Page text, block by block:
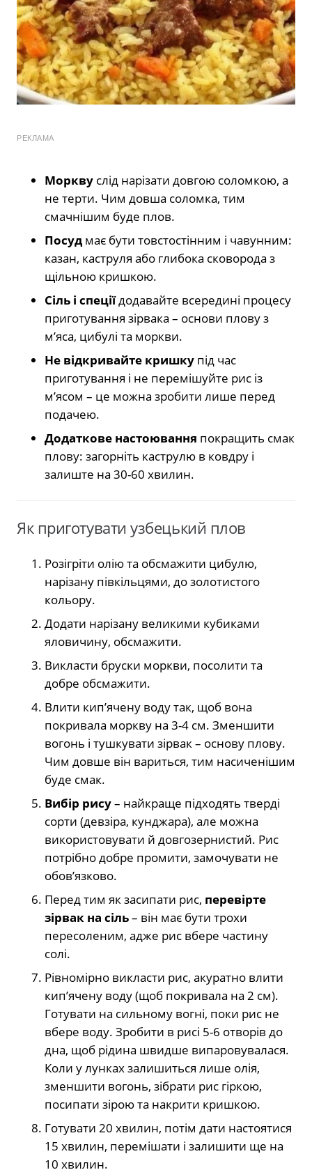
РЕКЛАМА
Моркву слід нарізати довгою соломкою, а
не терти. Чим довша соломка, тим
смачнішим буде плов.
Посуд має бути товстостінним і чавунним:
казан, каструля або глибока сковорода з
щільною кришкою.
Сіль і спеціїдодавайте всередині процесу
приготування зірвака – основи плову з
м’яса, цибулі та моркви.
Не відкривайте кришку під час
приготування і не перемішуйте рис із
м’ясом – це можна зробити лише перед
подачею.
Додаткове настоювання покращить смак
плову: загорніть каструлю в ковдру і
залиште на 30-60 хвилин.
Як приготувати узбецький плов
Розігріти олію та обсмажити цибулю,
нарізану півкільцями, до золотистого
кольору.
Додати нарізану великими кубиками
яловичину, обсмажити.
Викласти бруски моркви, посолити та
добре обсмажити.
Влити кип’ячену воду так, щоб вона
покривала моркву на 3-4 см. Зменшити
вогонь і тушкувати зірвак – основу плову.
Чим довше він вариться, тим насиченішим
буде смак.
Вибір рису– найкраще підходять тверді
сорти (девзіра, кунджара), але можна
використовувати й довгозернистий. Рис
потрібно добре промити, замочувати не
обов’язково.
Перед тим як засипати рис, перевірте
зірвак на сіль– він має бути трохи
пересоленим, адже рис вбере частину
солі.
Рівномірно викласти рис, акуратно влити
кип’ячену воду (щоб покривала на 2 см).
Готувати на сильному вогні, поки рис не
вбере воду. Зробити в рисі 5-6 отворів до
дна, щоб рідина швидше випаровувалася.
Коли у лунках залишиться лише олія,
зменшити вогонь, зібрати рис гіркою,
посипати зірою та накрити кришкою.
Готувати 20 хвилин, потім дати настоятися
15 хвилин, перемішати і залишити ще на
10 хвилин.